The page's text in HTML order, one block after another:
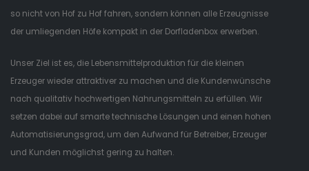
so nicht von Hof zu Hof fahren, sondern können alle Erzeugnisse
der umliegenden Höfe kompakt in der Dorfladenbox erwerben.
Unser Ziel ist es, die Lebensmittelproduktion für die kleinen
Erzeuger wieder attraktiver zu machen und die Kundenwünsche
nach qualitativ hochwertigen Nahrungsmitteln zu erfüllen. Wir
setzen dabei auf smarte technische Lösungen und einen hohen
Automatisierungsgrad, um den Aufwand für Betreiber, Erzeuger
und Kunden möglichst gering zu halten.